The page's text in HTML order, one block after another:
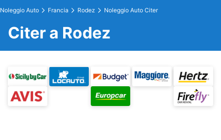
Noleggio Auto Francia Rodez Noleggio Auto Citer
Citer a Rodez